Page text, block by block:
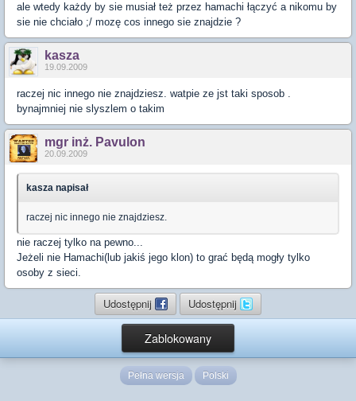
ale wtedy każdy by sie musiał też przez hamachi łączyć a nikomu by
sie nie chciało ;/ mozę cos innego sie znajdzie ?
kasza
19.09.2009
raczej nic innego nie znajdziesz. watpie ze jst taki sposob .
bynajmniej nie slyszlem o takim
mgr inż. Pavulon
20.09.2009
kasza napisał
raczej nic innego nie znajdziesz.
nie raczej tylko na pewno...
Jeżeli nie Hamachi(lub jakiś jego klon) to grać będą mogły tylko
osoby z sieci.
Udostępnij Udostępnij
Zablokowany
Pełna wersja Polski